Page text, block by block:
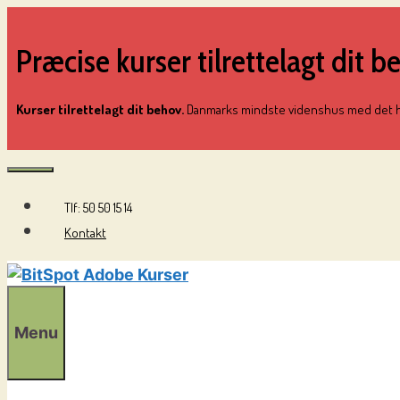
indhold
Præcise kurser tilrettelagt dit
Kurser tilrettelagt dit behov. Danmarks mindste videnshus med det
Menu Tlf: 50 50 15 14
Kontakt
Menu